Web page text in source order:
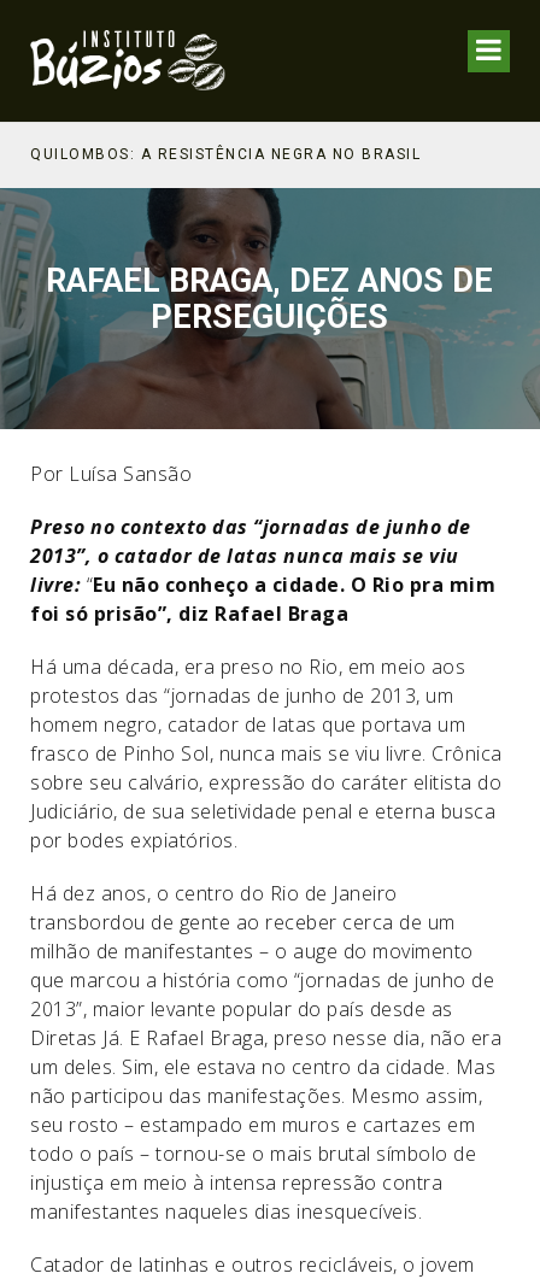
A RESISTÊNCIA NEGRA NO BRASIL
RAFAEL BRAGA, DEZ ANOS DE
PERSEGUIÇÕES
Por Luísa Sansão
Preso no contexto das “jornadas de junho de
2013”, o catador de latas nunca mais se viu
livre: “Eu não conheço a cidade. O Rio pra mim
foi só prisão”, diz Rafael Braga
Há uma década, era preso no Rio, em meio aos
protestos das “jornadas de junho de 2013, um
homem negro, catador de latas que portava um
frasco de Pinho Sol, nunca mais se viu livre. Crônica
sobre seu calvário, expressão do caráter elitista do
Judiciário, de sua seletividade penal e eterna busca
por bodes expiatórios.
Há dez anos, o centro do Rio de Janeiro
transbordou de gente ao receber cerca de um
milhão de manifestantes – o auge do movimento
que marcou a história como “jornadas de junho de
2013”, maior levante popular do país desde as
Diretas Já. E Rafael Braga, preso nesse dia, não era
um deles. Sim, ele estava no centro da cidade. Mas
não participou das manifestações. Mesmo assim,
seu rosto – estampado em muros e cartazes em
todo o país – tornou-se o mais brutal símbolo de
injustiça em meio à intensa repressão contra
manifestantes naqueles dias inesquecíveis.
Catador de latinhas e outros recicláveis, o jovem